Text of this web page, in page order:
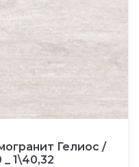
Гелиос /
1\40,32